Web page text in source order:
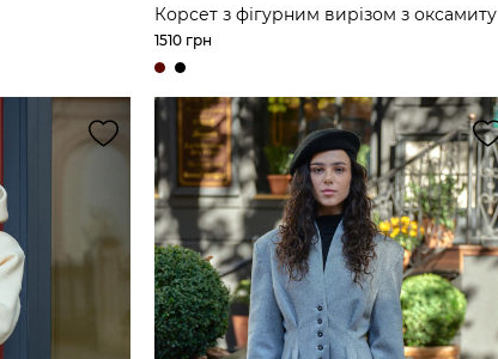
Корсет з фігурним вирізом з оксамиту
1510 грн